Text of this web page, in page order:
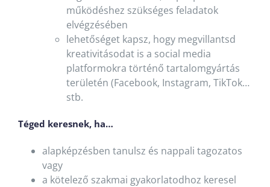
működéshez szükséges feladatok
elvégzésében
lehetőséget kapsz, hogy megvillantsd
kreativitásodat is a social media
platformokra történő tartalomgyártás
területén (Facebook, Instagram, TikTok…
stb.
Téged keresnek, ha…
alapképzésben tanulsz és nappali tagozatos
vagy
a kötelező szakmai gyakorlatodhoz keresel